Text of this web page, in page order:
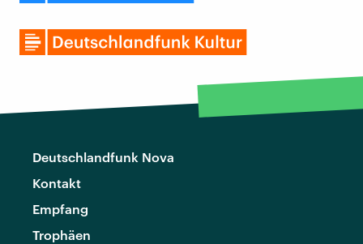
Deutschlandfunk Nova
Kontakt
Empfang
Trophäen